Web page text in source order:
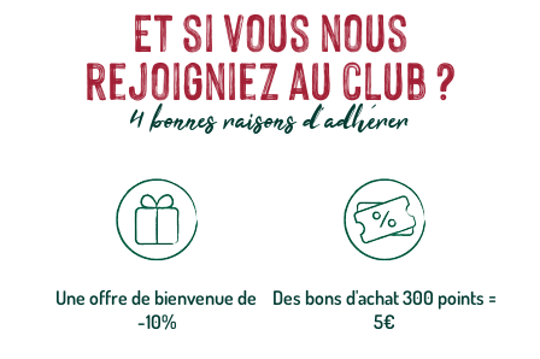
Et si vous nous
rejoigniez au club ?
4 bonnes raisons d'adhérer
Une offre de bienvenue de
-10%
Des bons d'achat 300 points =
5€